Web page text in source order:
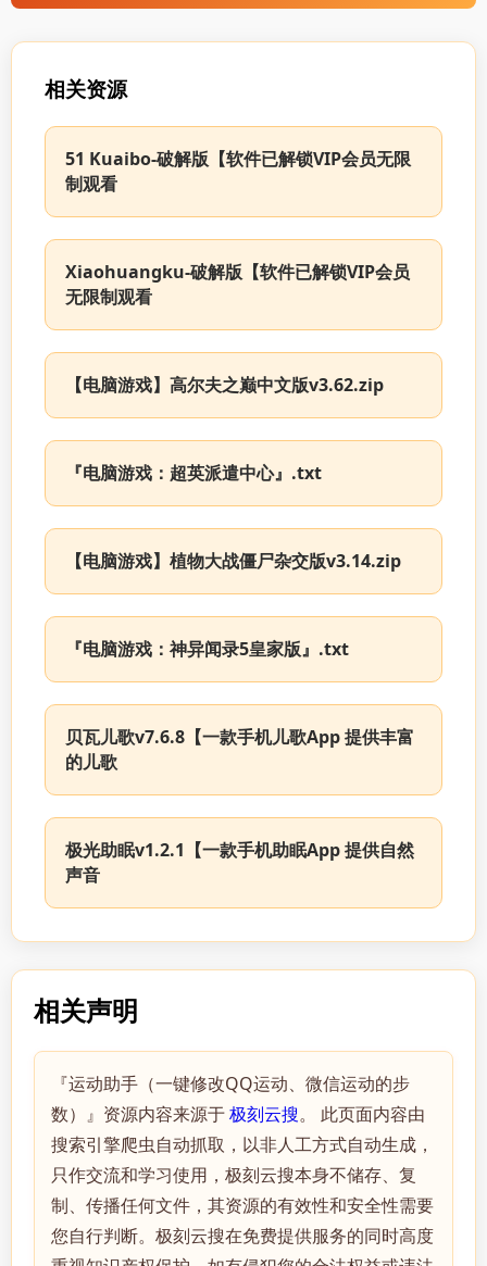
相关资源
51 Kuaibo-破解版【软件已解锁VIP会员无限
制观看
Xiaohuangku-破解版【软件已解锁VIP会员
无限制观看
【电脑游戏】高尔夫之巅中文版v3.62.zip
『电脑游戏：超英派遣中心』.txt
【电脑游戏】植物大战僵尸杂交版v3.14.zip
『电脑游戏：神异闻录5皇家版』.txt
贝瓦儿歌v7.6.8【一款手机儿歌App 提供丰富
的儿歌
极光助眠v1.2.1【一款手机助眠App 提供自然
声音
相关声明
『运动助手（一键修改QQ运动、微信运动的步
数）』资源内容来源于极刻云搜。 此页面内容由
搜索引擎爬虫自动抓取，以非人工方式自动生成，
只作交流和学习使用，极刻云搜本身不储存、复
制、传播任何文件，其资源的有效性和安全性需要
您自行判断。极刻云搜在免费提供服务的同时高度